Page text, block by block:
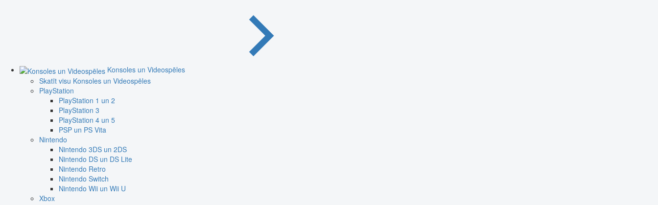
Konsoles un Videospēles
Skatīt visu Konsoles un Videospēles
PlayStation
PlayStation 1 un 2
PlayStation 3
PlayStation 4 un 5
PSP un PS Vita
Nintendo
Nintendo 3DS un 2DS
Nintendo DS un DS Lite
Nintendo Retro
Nintendo Switch
Nintendo Wii un Wii U
Xbox